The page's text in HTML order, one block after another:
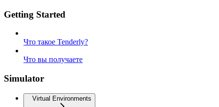
Getting Started
Что такое Tenderly?
Что вы получаете
Simulator
Virtual Environments